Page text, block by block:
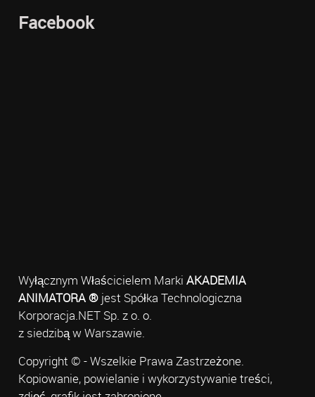
Facebook
Wyłącznym Właścicielem Marki AKADEMIA
ANIMATORA ®jest Spółka Technologiczna
Korporacja.NET Sp. z o. o.
z siedzibą w Warszawie.
Copyright © - Wszelkie Prawa Zastrzeżone.
Kopiowanie, powielanie i wykorzystywanie treści,